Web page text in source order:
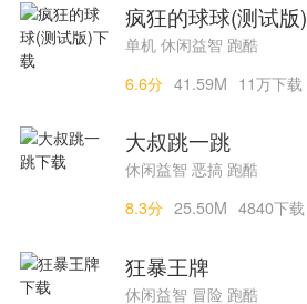
疯狂的球球(测试版)
单机 休闲益智 跑酷
6.6分 41.59M 11万下载
大叔跳一跳
休闲益智 恶搞 跑酷
8.3分 25.50M 4840下载
狂暴王牌
休闲益智 冒险 跑酷